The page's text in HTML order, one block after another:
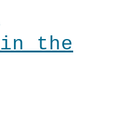
the